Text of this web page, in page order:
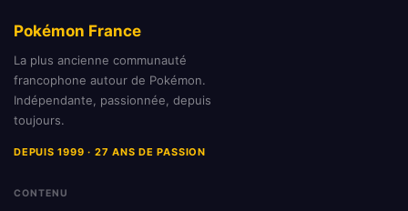
Pokémon France
La plus ancienne communauté
francophone autour de Pokémon.
Indépendante, passionnée, depuis
toujours.
DEPUIS 1999 · 27 ANS DE PASSION
CONTENU